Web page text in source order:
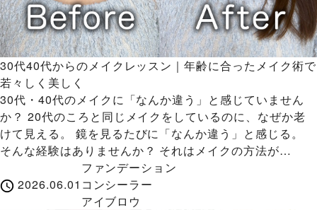
30代40代からのメイクレッスン｜年齢に合ったメイク術で
若々しく美しく
30代・40代のメイクに「なんか違う」と感じていません
か？ 20代のころと同じメイクをしているのに、なぜか老
けて見える。 鏡を見るたびに「なんか違う」と感じる。
そんな経験はありませんか？ それはメイクの方法が…
2026.06.01
ファンデーション
コンシーラー
アイブロウ